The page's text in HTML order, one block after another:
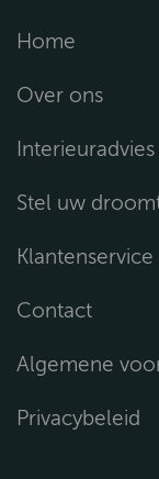
Home
Over ons
Interieuradvies
Stel uw
Klantenservice
Contact
Algemene
Privacybeleid